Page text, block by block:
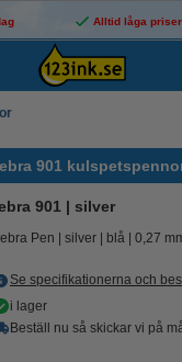
Alltid låga
901
901 | silver
Pen silver blå 0,27
Se specifikationerna och
i lager
Beställ nu så skickar vi på